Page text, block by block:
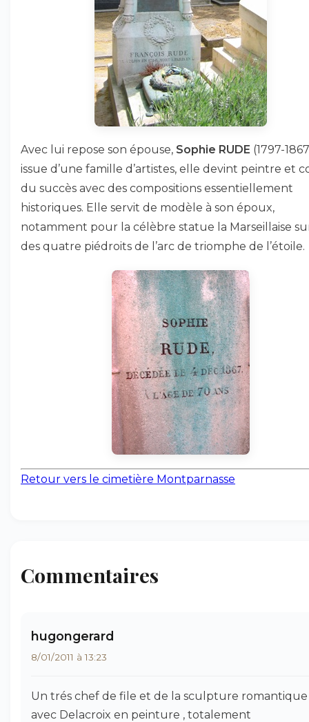
Avec lui repose son épouse, Sophie RUDE (1797-
issue d’une famille d’artistes, elle devint peintre et
du succès avec des compositions essentiellement
historiques. Elle servit de modèle à son époux,
notamment pour la célèbre statue la Marseillaise
des quatre piédroits de l’arc de triomphe de l’étoile.
Retour vers le cimetière Montparnasse
Commentaires
hugongerard
8/01/2011 à 13:23
Un trés chef de file et de la sculpture romantique
avec Delacroix en peinture , totalement